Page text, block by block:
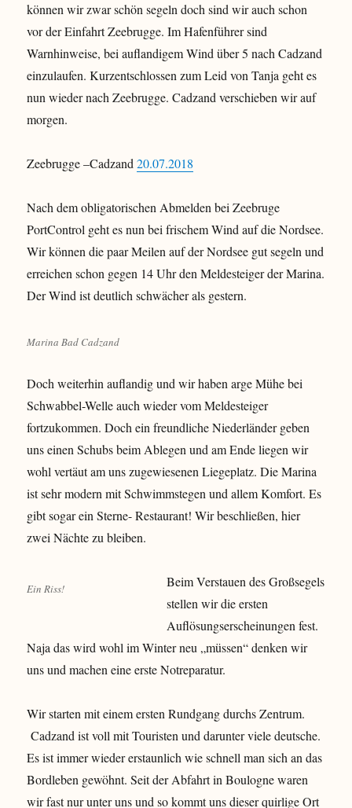
können wir zwar schön segeln doch sind wir auch schon
vor der Einfahrt Zeebrugge. Im Hafenführer sind
Warnhinweise, bei auflandigem Wind über 5 nach Cadzand
einzulaufen. Kurzentschlossen zum Leid von Tanja geht es
nun wieder nach Zeebrugge. Cadzand verschieben wir auf
morgen.
Zeebrugge –Cadzand20.07.2018
Nach dem obligatorischen Abmelden bei Zeebruge
PortControl geht es nun bei frischem Wind auf die Nordsee.
Wir können die paar Meilen auf der Nordsee gut segeln und
erreichen schon gegen 14 Uhr den Meldesteiger der Marina.
Der Wind ist deutlich schwächer als gestern.
Marina Bad Cadzand
Doch weiterhin auflandig und wir haben arge Mühe bei
Schwabbel-Welle auch wieder vom Meldesteiger
fortzukommen. Doch ein freundliche Niederländer geben
uns einen Schubs beim Ablegen und am Ende liegen wir
wohl vertäut am uns zugewiesenen Liegeplatz. Die Marina
ist sehr modern mit Schwimmstegen und allem Komfort. Es
gibt sogar ein Sterne- Restaurant! Wir beschließen, hier
zwei Nächte zu bleiben.
Ein Riss!
Beim Verstauen des Großsegels
stellen wir die ersten
Auflösungserscheinungen fest.
Naja das wird wohl im Winter neu „müssen“ denken wir
uns und machen eine erste Notreparatur.
Wir starten mit einem ersten Rundgang durchs Zentrum.
Cadzand ist voll mit Touristen und darunter viele deutsche.
Es ist immer wieder erstaunlich wie schnell man sich an das
Bordleben gewöhnt. Seit der Abfahrt in Boulogne waren
wir fast nur unter uns und so kommt uns dieser quirlige Ort